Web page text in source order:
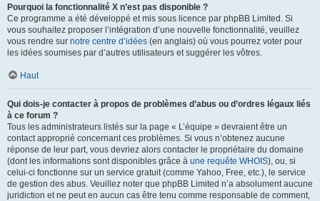
Pourquoi la fonctionnalité X n’est pas disponible ?
Ce programme a été développé et mis sous licence par phpBB Limited. Si
vous souhaitez proposer l’intégration d’une nouvelle fonctionnalité, veuillez
vous rendre sur notre centre d’idées (en anglais) où vous pourrez voter pour
les idées soumises par d’autres utilisateurs et suggérer les vôtres.
Haut
Qui dois-je contacter à propos de problèmes d’abus ou d’ordres légaux liés
à ce forum ?
Tous les administrateurs listés sur la page « L’équipe » devraient être un
contact approprié concernant ces problèmes. Si vous n’obtenez aucune
réponse de leur part, vous devriez alors contacter le propriétaire du domaine
(dont les informations sont disponibles grâce à une requête WHOIS), ou, si
celui-ci fonctionne sur un service gratuit (comme Yahoo, Free, etc.), le service
de gestion des abus. Veuillez noter que phpBB Limited n’a absolument aucune
juridiction et ne peut en aucun cas être tenu comme responsable de comment,